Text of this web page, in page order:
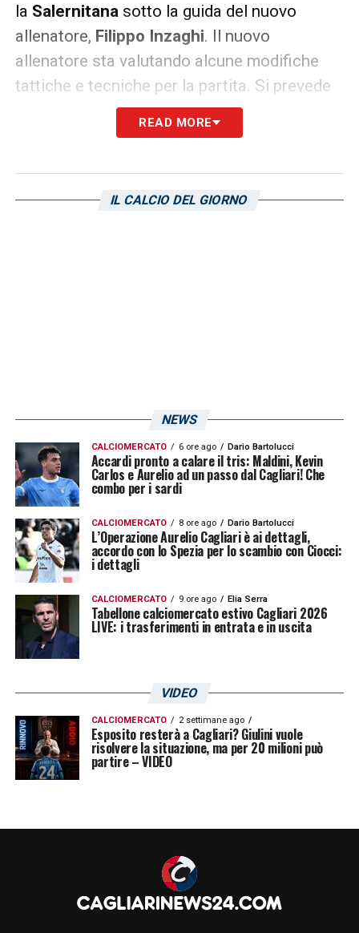
la Salernitanasotto la guida del nuovo
allenatore, Filippo Inzaghi. Il nuovo
allenatore sta valutando alcune modifiche
tattiche e tecniche per la partita. Si prevede
che il modulo di riferimento sia il 4-3-2-1 (o
4-3-3). Ecco la possibile formazione della
Ochoa; Bradaric, Gyomber, Daniliuc,
READ MORE
IL CALCIO DEL GIORNO
NEWS
CALCIOMERCATO 6 ore ago Dario Bartolucci
Accardi pronto a calare il tris: Maldini, Kevin
Carlos e Aurelio ad un passo dal Cagliari! Che
combo per i sardi
CALCIOMERCATO 8 ore ago Dario Bartolucci
L’Operazione Aurelio Cagliari è ai dettagli,
accordo con lo Spezia per lo scambio con Ciocci:
i dettagli
CALCIOMERCATO 9 ore ago Elia Serra
Tabellone calciomercato estivo Cagliari 2026
LIVE: i trasferimenti in entrata e in uscita
VIDEO
CALCIOMERCATO 2 settimane ago
Esposito resterà a Cagliari? Giulini vuole
risolvere la situazione, ma per 20 milioni può
partire – VIDEO